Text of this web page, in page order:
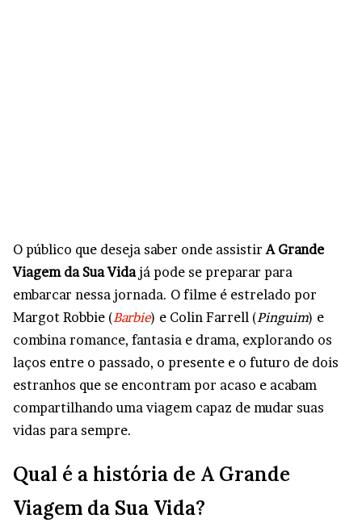
O público que deseja saber onde assistir A Grande
Viagem da Sua Vidajá pode se preparar para
embarcar nessa jornada. O filme é estrelado por
Margot Robbie (Barbie) e Colin Farrell (Pinguim) e
combina romance, fantasia e drama, explorando os
laços entre o passado, o presente e o futuro de dois
estranhos que se encontram por acaso e acabam
compartilhando uma viagem capaz de mudar suas
vidas para sempre.
Qual é a história de A Grande
Viagem da Sua Vida?